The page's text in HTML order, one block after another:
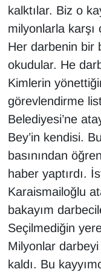
kalktılar. Biz o
milyonlarla karşı
Her darbenin bir
okudular. He
Kimlerin
görevlendirme
Belediyesi’ne
Bey’in kendisi.
basınından
haber yaptırdı.
Karaismailoğlu
bakayım
Seçilmediğin
Milyonlar
kaldı. Bu